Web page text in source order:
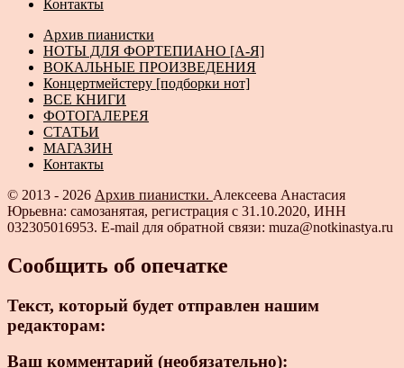
Контакты
Архив пианистки
НОТЫ ДЛЯ ФОРТЕПИАНО [А-Я]
ВОКАЛЬНЫЕ ПРОИЗВЕДЕНИЯ
Концертмейстеру [подборки нот]
ВСЕ КНИГИ
ФОТОГАЛЕРЕЯ
СТАТЬИ
МАГАЗИН
Контакты
© 2013 - 2026 Архив пианистки. Алексеева Анастасия
Юрьевна: самозанятая, регистрация с 31.10.2020, ИНН
032305016953. E-mail для обратной связи: muza@notkinastya.ru
Сообщить об опечатке
Текст, который будет отправлен нашим
редакторам:
Ваш комментарий (необязательно):